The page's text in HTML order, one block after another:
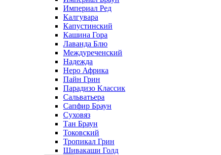
Империал Ред
Калгувара
Капустинский
Кашина Гора
Лаванда Блю
Междуреченский
Надежда
Неро Африка
Пайн Грин
Парадизо Классик
Сальватьера
Сапфир Браун
Суховяз
Тан Браун
Токовский
Тропикал Грин
Шивакаши Голд